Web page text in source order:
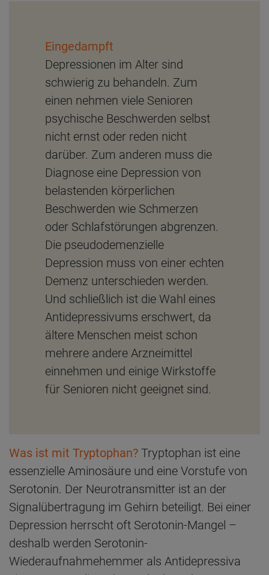
Eingedampft
Depressionen im Alter sind
schwierig zu behandeln. Zum
einen nehmen viele Senioren
psychische Beschwerden selbst
nicht ernst oder reden nicht
darüber. Zum anderen muss die
Diagnose eine Depression von
belastenden körperlichen
Beschwerden wie Schmerzen
oder Schlafstörungen abgrenzen.
Die pseudodemenzielle
Depression muss von einer echten
Demenz unterschieden werden.
Und schließlich ist die Wahl eines
Antidepressivums erschwert, da
ältere Menschen meist schon
mehrere andere Arzneimittel
einnehmen und einige Wirkstoffe
für Senioren nicht geeignet sind.
Was ist mit Tryptophan? Tryptophan ist eine
essenzielle Aminosäure und eine Vorstufe von
Serotonin. Der Neurotransmitter ist an der
Signalübertragung im Gehirn beteiligt. Bei einer
Depression herrscht oft Serotonin-Mangel –
deshalb werden Serotonin-
Wiederaufnahmehemmer als Antidepressiva